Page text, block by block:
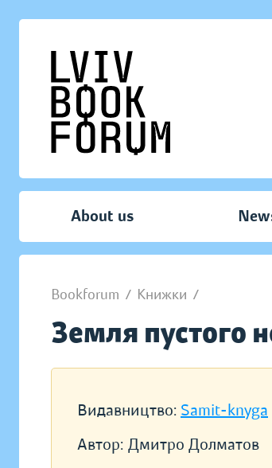
About us
Bookforum / Книжки /
Земля пустого
Видавництво: Samit-knyga
Автор: Дмитро Долматов